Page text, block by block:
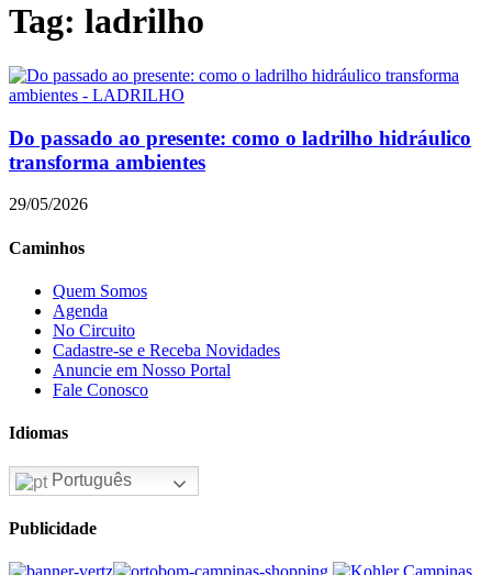
Tag: ladrilho
Do passado ao presente: como o ladrilho hidráulico
transforma ambientes
29/05/2026
Caminhos
Quem Somos
Agenda
No Circuito
Cadastre-se e Receba Novidades
Anuncie em Nosso Portal
Fale Conosco
Idiomas
Português
Publicidade